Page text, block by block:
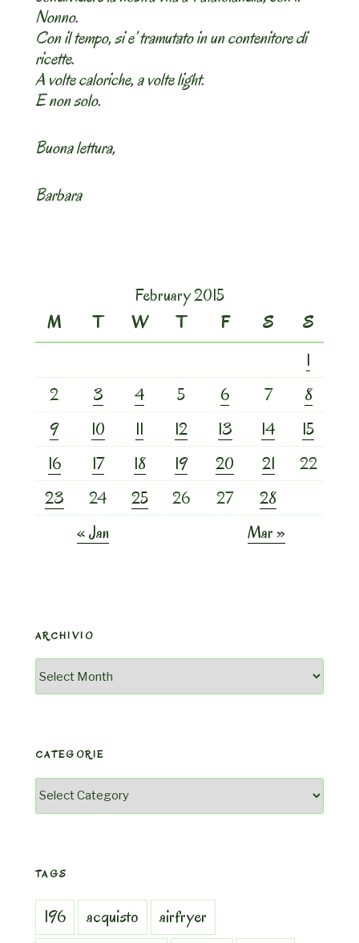
Nonno.
Con il tempo, si e’ tramutato in un contenitore di
ricette.
A volte caloriche, a volte light.
E non solo.
Buona lettura,
Barbara
February 2015
M
T W T F S
S
1
2
3 4 5 6 7
8
9
10 11 12 13 14
15
16
17 18 19 20 21
22
23
24 25 26 27
28
« Jan
Mar »
ARCHIVIO
Archivio
CATEGORIE
Categorie
TAGS
196 acquisto
airfryer